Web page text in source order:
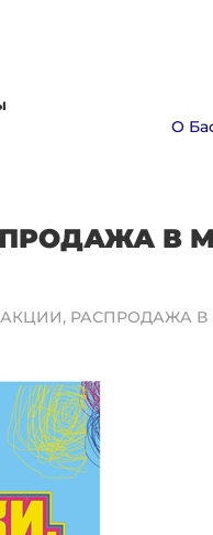
О
В
АКЦИИ, РАСПРОДАЖА В